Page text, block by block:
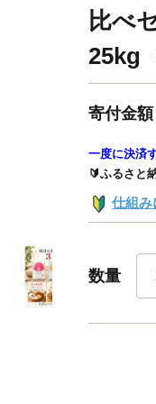
比べ
25kg
寄付金額
一度に決済
🔰ふるさと
仕組み
数量